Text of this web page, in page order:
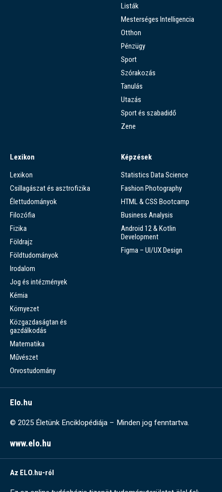
Listák
Mesterséges Intelligencia
Otthon
Pénzügy
Sport
Szórakozás
Tanulás
Utazás
Sport és szabadidő
Zene
Lexikon
Lexikon
Csillagászat és asztrofizika
Élettudományok
Filozófia
Fizika
Földrajz
Földtudományok
Irodalom
Jog és intézmények
Kémia
Környezet
Közgazdaságtan és
gazdálkodás
Matematika
Művészet
Orvostudomány
Képzések
Statistics Data Science
Fashion Photography
HTML & CSS Bootcamp
Business Analysis
Android 12 & Kotlin
Development
Figma – UI/UX Design
Elo.hu
© 2025 Életünk Enciklopédiája – Minden jog fenntartva.
www.elo.hu
Az ELO.hu-ról